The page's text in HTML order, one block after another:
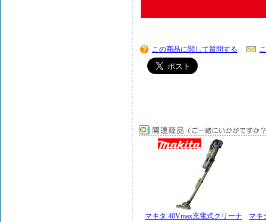
この商品に関して質問する
マキタ 40Vmax充電式クリーナ
マキ